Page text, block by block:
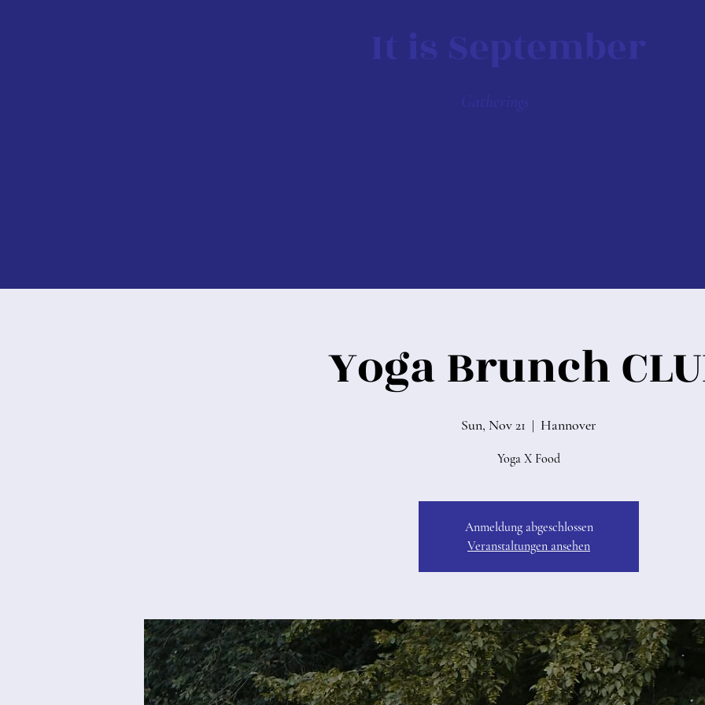
It is September
Gatherings
Yoga Brunch
Sun, Nov 21
  |
Hannover
Yoga X Food
Anmeldung abgeschlossen
Veranstaltungen ansehen